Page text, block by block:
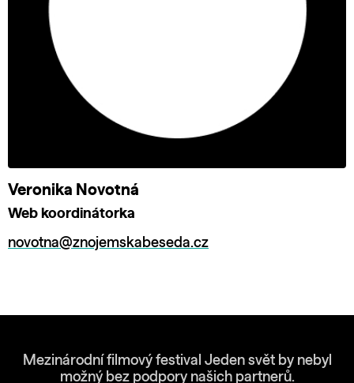
Veronika Novotná
Web koordinátorka
novotna@znojemskabeseda.cz
Mezinárodní filmový festival Jeden svět by nebyl
možný bez podpory našich partnerů.